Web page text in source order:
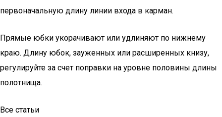
первоначальную длину линии входа в карман.
Прямые юбки укорачивают или удлиняют по нижнему
краю. Длину юбок, за­уженных или расширенных книзу,
регулируйте за счет поправки на уровне поло­вины длины
полотнища.
Все статьи